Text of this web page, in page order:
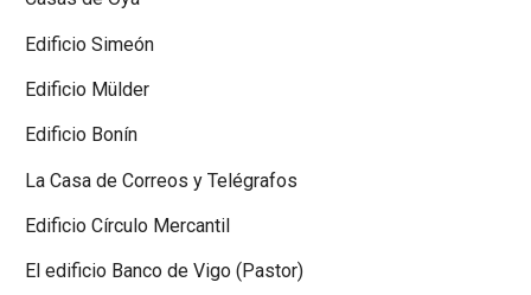
Edificio Simeón
Edificio Mülder
Edificio Bonín
La Casa de Correos y Telégrafos
Edificio Círculo Mercantil
El edificio Banco de Vigo (Pastor)